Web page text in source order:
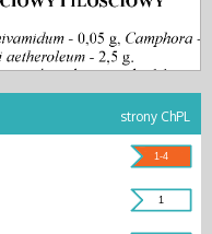
strony ChPL
1-4
1